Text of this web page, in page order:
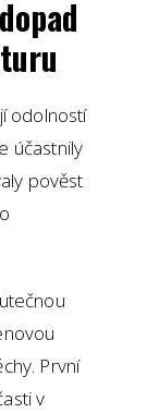
odolností
účastnily
pověst
První
v